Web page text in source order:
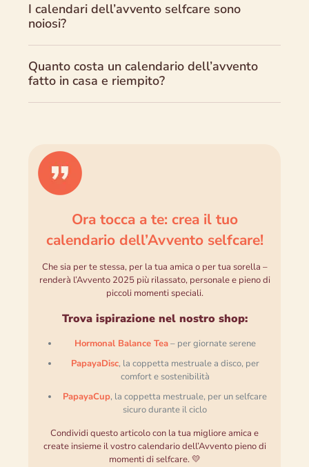
I calendari dell’avvento selfcare sono
noiosi?
Quanto costa un calendario dell’avvento
fatto in casa e riempito?
Ora tocca a te: crea il tuo
calendario dell’Avvento selfcare!
Che sia per te stessa, per la tua amica o per tua sorella –
renderà l’Avvento 2025 più rilassato, personale e pieno di
piccoli momenti speciali.
Trova ispirazione nel nostro shop:
Hormonal Balance Tea– per giornate serene
PapayaDisc, la coppetta mestruale a disco, per
comfort e sostenibilità
PapayaCup, la coppetta mestruale, per un selfcare
sicuro durante il ciclo
Condividi questo articolo con la tua migliore amica e
create insieme il vostro calendario dell’Avvento pieno di
momenti di selfcare. 💛